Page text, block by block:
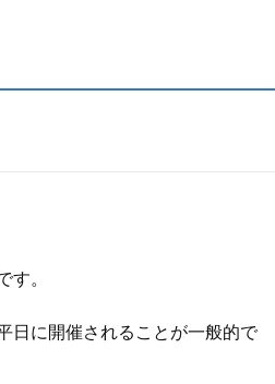
す。
日に開催されることが一般的で